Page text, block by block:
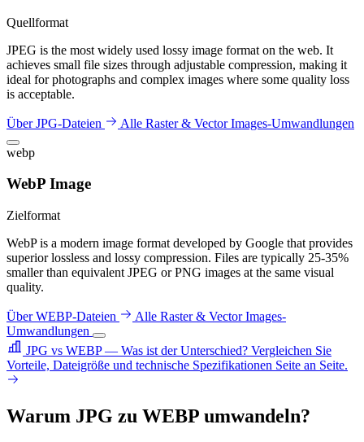
Quellformat
JPEG is the most widely used lossy image format on the web. It
achieves small file sizes through adjustable compression, making it
ideal for photographs and complex images where some quality loss
is acceptable.
Über JPG-Dateien Alle Raster & Vector Images-Umwandlungen
webp
WebP Image
Zielformat
WebP is a modern image format developed by Google that provides
superior lossless and lossy compression. Files are typically 25-35%
smaller than equivalent JPEG or PNG images at the same visual
quality.
Über WEBP-Dateien
Alle Raster & Vector Images-
Umwandlungen
JPG vs WEBP — Was ist der Unterschied? Vergleichen Sie
Vorteile, Dateigröße und technische Spezifikationen Seite an Seite.
Warum JPG zu WEBP umwandeln?